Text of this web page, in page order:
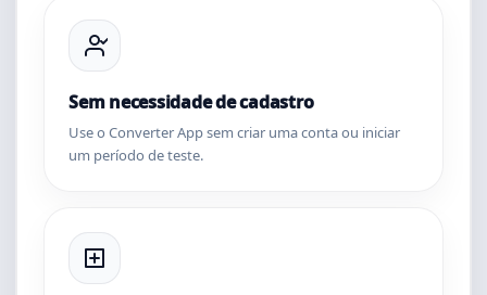
Sem necessidade de cadastro
Use o Converter App sem criar uma conta ou iniciar
um período de teste.